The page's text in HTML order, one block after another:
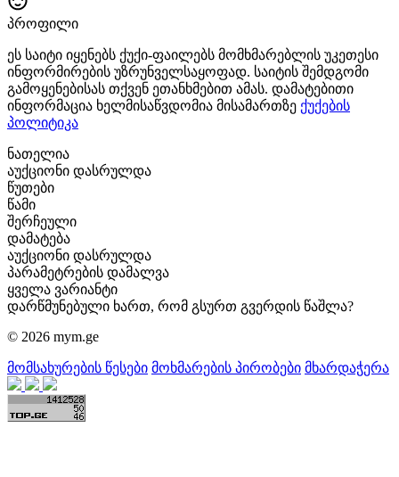
პროფილი
ეს საიტი იყენებს ქუქი-ფაილებს მომხმარებლის უკეთესი
ინფორმირების უზრუნველსაყოფად. საიტის შემდგომი
გამოყენებისას თქვენ ეთანხმებით ამას. დამატებითი
ინფორმაცია ხელმისაწვდომია მისამართზე ქუქების
პოლიტიკა
ნათელია
აუქციონი დასრულდა
წუთები
წამი
შერჩეული
დამატება
აუქციონი დასრულდა
პარამეტრების დამალვა
ყველა ვარიანტი
დარწმუნებული ხართ, რომ გსურთ გვერდის წაშლა?
© 2026 mym.ge
მომსახურების წესები მოხმარების პირობები მხარდაჭერა